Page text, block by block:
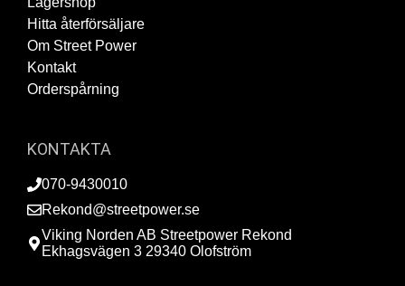
Hitta återförsäljare
Om Street Power
Kontakt
Orderspårning
KONTAKTA
070-9430010
Rekond@streetpower.se
Viking Norden AB Streetpower Rekond
Ekhagsvägen 3 29340 Olofström